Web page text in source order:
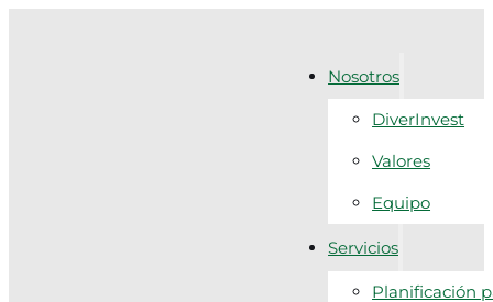
Nosotros
DiverInvest
Valores
Equipo
Servicios
Planificación